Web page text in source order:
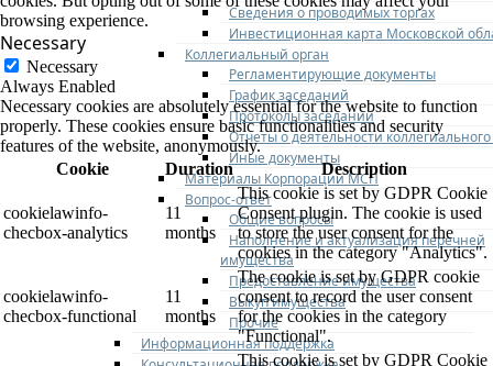
Сведения о проводимых торгах
Инвестиционная карта Московской
Коллегиальный орган
Регламентирующие документы
График заседаний
Протоколы заседаний
Отчеты о деятельности
Иные документы
Материалы Корпорации МСП
Вопрос-ответ
Общие вопросы
Наполнение и актуализация перечней
имущества
Предоставление имущества
Выкуп имущества
Прочие
Информационная поддержка
browsing experience.
Necessary
Necessary
Always Enabled
Necessary cookies are absolutely essential for the website to function
properly. These cookies ensure basic functionalities and security
features of the website, anonymously.
Cookie
Duration Description
cookielawinfo-
checbox-analytics
11
months
This cookie is set by GDPR Cookie
Consent plugin. The cookie is used
to store the user consent for the
cookies in the category "Analytics".
cookielawinfo-
checbox-functional
11
months
The cookie is set by GDPR cookie
consent to record the user consent
for the cookies in the category
"Functional".
This cookie is set by GDPR Cookie